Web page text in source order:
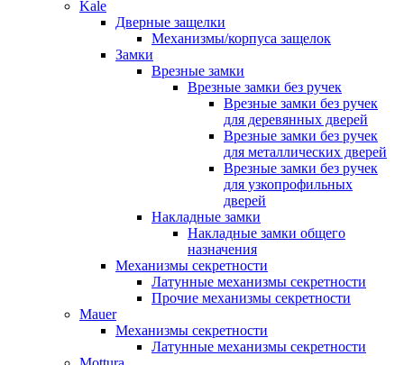
Kale
Дверные защелки
Механизмы/корпуса защелок
Замки
Врезные замки
Врезные замки без ручек
Врезные замки без ручек
для деревянных дверей
Врезные замки без ручек
для металлических дверей
Врезные замки без ручек
для узкопрофильных
дверей
Накладные замки
Накладные замки общего
назначения
Механизмы секретности
Латунные механизмы секретности
Прочие механизмы секретности
Mauer
Механизмы секретности
Латунные механизмы секретности